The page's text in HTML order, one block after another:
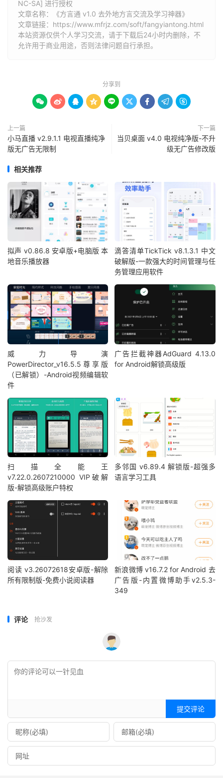
NC-SA] 进行授权
文章名称：《方言通 v1.0 去外地方言交流及学习神器》
文章链接： https://www.mfrjz.com/soft/fangyiantong.html
本站资源仅供个人学习交流，请于下载后24小时内删除，不
允许用于商业用途，否则法律问题自行承担。
分享到
        
上一篇
小马直播 v2.9.1.1 电视直播纯净
版无广告无限制
下一篇
当贝桌面 v4.0 电视纯净版-不升
级无广告修改版
相关推荐
拟声 v0.86.8 安卓版+电脑版 本
地音乐播放器
滴答清单TickTick v8.1.3.1 中文
破解版-一款强大的时间管理与任
务管理应用软件
威力导演
PowerDirector_v16.5.5尊享版
（已解锁）-Android视频编辑软
件
广告拦截神器AdGuard 4.13.0
for Android解锁高级版
扫描全能王
v7.22.0.2607210000 VIP破解
版-解锁高级账户特权
多邻国 v6.89.4 解锁版-超强多
语言学习工具
阅读 v3.26072618安卓版-解除
所有限制版-免费小说阅读器
新浪微博 v16.7.2 for Android 去
广告版-内置微博助手v2.5.3-
349
评论 抢沙发
提交评论